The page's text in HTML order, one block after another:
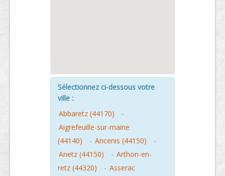
Sélectionnez ci-dessous votre
ville :
Abbaretz (44170)
-
Aigrefeuille-sur-maine
(44140)
- Ancenis (44150)
-
Anetz (44150)
- Arthon-en-
retz (44320)
- Asserac